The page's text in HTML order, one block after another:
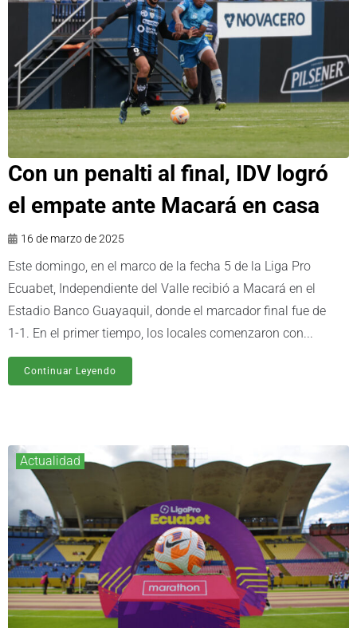
Con un penalti al final, IDV logró
el empate ante Macará en casa
16 de marzo de 2025
Este domingo, en el marco de la fecha 5 de la Liga Pro
Ecuabet, Independiente del Valle recibió a Macará en el
Estadio Banco Guayaquil, donde el marcador final fue de
1-1. En el primer tiempo, los locales comenzaron con...
Continuar Leyendo
Actualidad